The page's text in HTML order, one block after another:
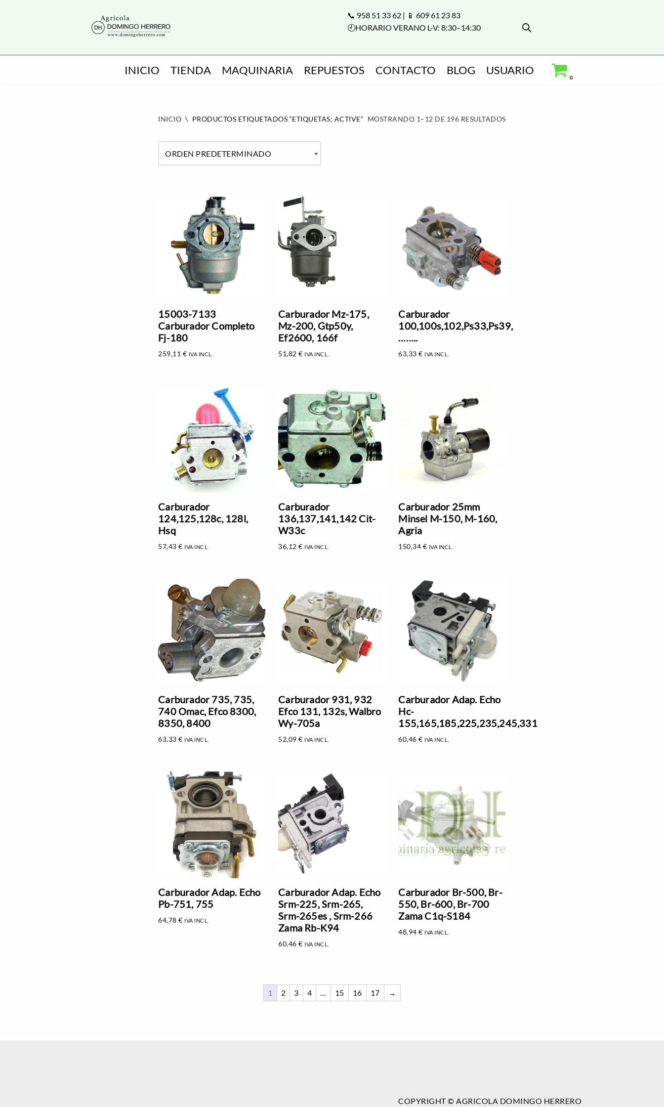
📞 958 51 33 62 | 📱 609 61 23 83
🕘HORARIO VERANO L-V: 8:30–14:30
INICIO TIENDA MAQUINARIA REPUESTOS CONTACTO BLOG USUARIO
0
INICIO \ PRODUCTOS ETIQUETADOS “ETIQUETAS: ACTIVE” MOSTRANDO 1–12 DE 196 RESULTADOS
15003-7133
Carburador Completo
Fj-180
259,11 € IVA INCL.
Carburador Mz-175,
Mz-200, Gtp50y,
Ef2600, 166f
51,82€ IVA INCL.
Carburador
100,100s,102,Ps33,Ps39,
……..
63,33€ IVA INCL.
Carburador
124,125,128c, 128l,
Hsq
57,43€ IVA INCL.
Carburador
136,137,141,142 Cit-
W33c
36,12€ IVA INCL.
Carburador 25mm
Minsel M-150, M-160,
Agria
150,34 € IVA INCL.
Carburador 735, 735,
740 Omac, Efco 8300,
8350, 8400
63,33€ IVA INCL.
Carburador 931, 932
Efco 131, 132s, Walbro
Wy-705a
52,09€ IVA INCL.
Carburador Adap. Echo
Hc-
155,165,185,225,235,245,331
60,46€ IVA INCL.
Carburador Adap. Echo
Pb-751, 755
64,78€ IVA INCL.
Carburador Adap. Echo
Srm-225, Srm-265,
Srm-265es , Srm-266
Zama Rb-K94
60,46€ IVA INCL.
Carburador Br-500, Br-
550, Br-600, Br-700
Zama C1q-S184
48,94€ IVA INCL.
1 2 3 4 … 15 16 17 →
COPYRIGHT © AGRICOLA DOMINGO HERRERO